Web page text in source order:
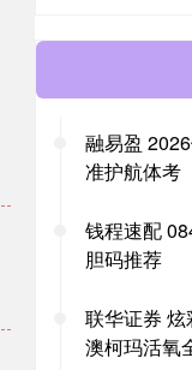
融易盈
准护航体考
钱程速配
胆码推荐
联华证券
澳柯玛活氧